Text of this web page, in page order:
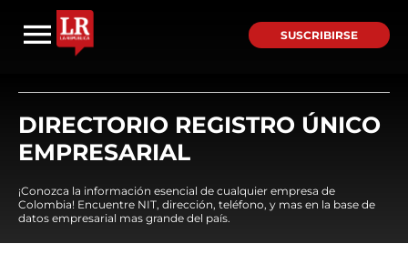
SUSCRIBIRSE
DIRECTORIO REGISTRO ÚNICO
EMPRESARIAL
¡Conozca la información esencial de cualquier empresa de
Colombia! Encuentre NIT, dirección, teléfono, y mas en la base de
datos empresarial mas grande del país.